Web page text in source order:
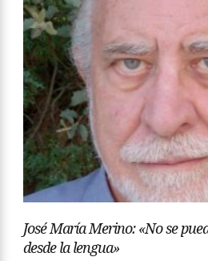
José María Merino: «No se
desde la lengua»